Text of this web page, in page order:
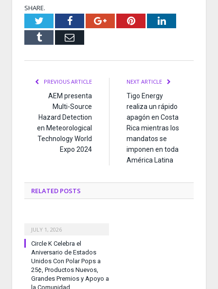
SHARE.
TwitterFacebookGoogle+PinterestLinkedIn
Tumblr Email
PREVIOUS ARTICLE
AEM presenta
Multi-Source
Hazard Detection
en Meteorological
Technology World
Expo 2024
NEXT ARTICLE
Tigo Energy
realiza un rápido
apagón en Costa
Rica mientras los
mandatos se
imponen en toda
América Latina
RELATED POSTS
JULY 1, 2026
Circle K Celebra el
Aniversario de Estados
Unidos Con Polar Pops a
25¢, Productos Nuevos,
Grandes Premios y Apoyo a
la Comunidad